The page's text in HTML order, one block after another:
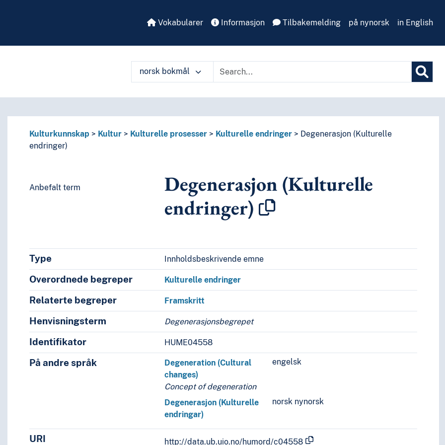
Vokabularer Informasjon Tilbakemelding på nynorsk in English
norsk bokmål
ulike måter
Kulturkunnskap Kultur Kulturelle prosesser Kulturelle endringer
Degenerasjon (Kulturelle
endringer)
Anbefalt term
Degenerasjon (Kulturelle
endringer)
Type Innholdsbeskrivende emne
Overordnede begreper Kulturelle endringer
Relaterte begreper Framskritt
Henvisningsterm Degenerasjonsbegrepet
Identifikator HUME04558
På andre språk engelsk
Degeneration (Cultural
changes)
Concept of degeneration
norsk nynorsk
Degenerasjon (Kulturelle
endringar)
URI http://data.ub.uio.no/humord/c04558